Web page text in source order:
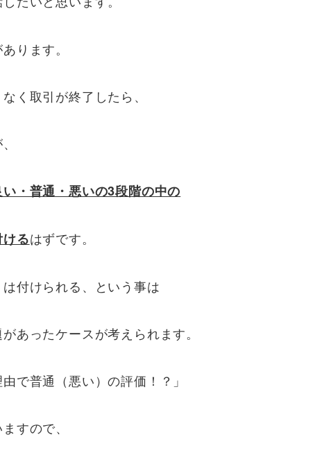
ります。
く取引が終了したら、
・普通・悪いの3段階の中の
るはずです。
付けられる、という事は
あったケースが考えられます。
で普通（悪い）の評価！？」
すので、